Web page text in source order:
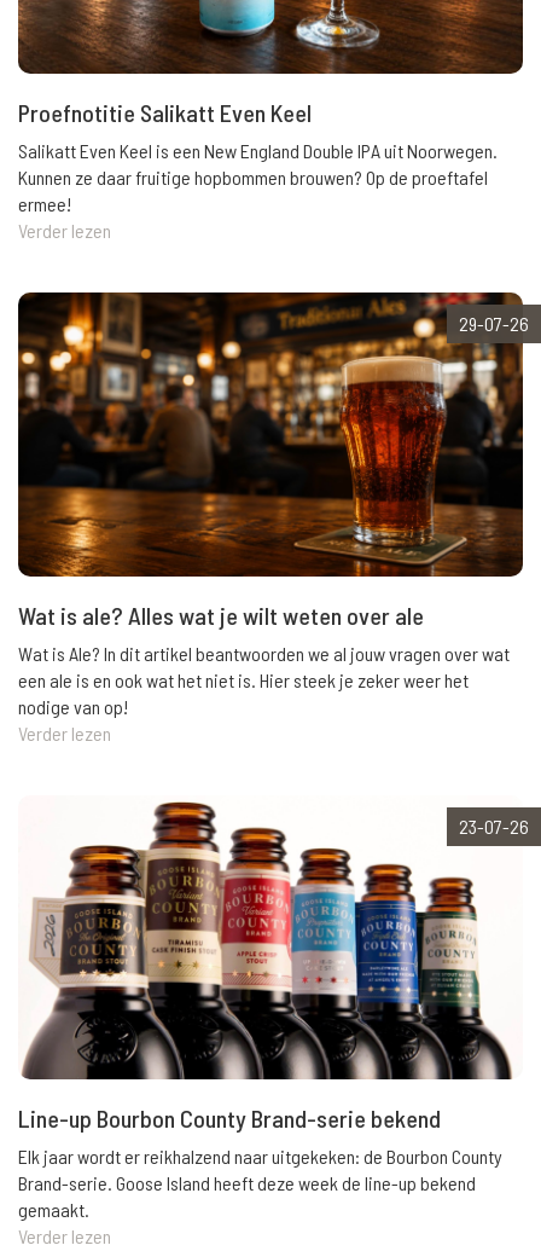
Proefnotitie Salikatt Even Keel
Salikatt Even Keel is een New England Double IPA uit Noorwegen.
Kunnen ze daar fruitige hopbommen brouwen? Op de proeftafel
ermee!
Verder lezen
29-07-26
Wat is ale? Alles wat je wilt weten over ale
Wat is Ale? In dit artikel beantwoorden we al jouw vragen over wat
een ale is en ook wat het niet is. Hier steek je zeker weer het
nodige van op!
Verder lezen
23-07-26
Line-up Bourbon County Brand-serie bekend
Elk jaar wordt er reikhalzend naar uitgekeken: de Bourbon County
Brand-serie. Goose Island heeft deze week de line-up bekend
gemaakt.
Verder lezen